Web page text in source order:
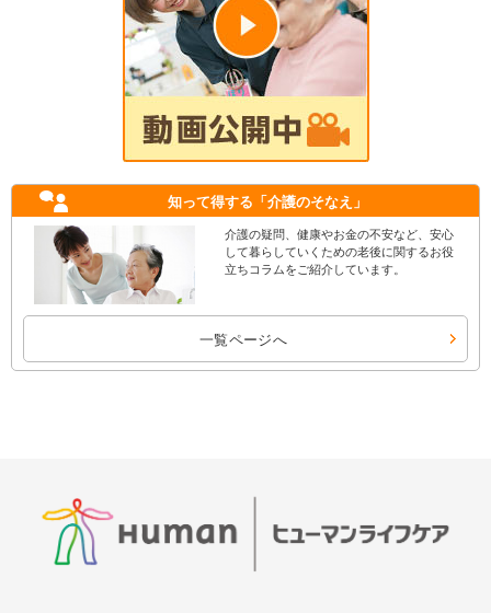
知って得する 「介護のそなえ」
介護の疑問、健康やお金の不安など、安心
して暮らしていくための老後に関するお役
立ちコラムをご紹介しています。
一覧ページへ